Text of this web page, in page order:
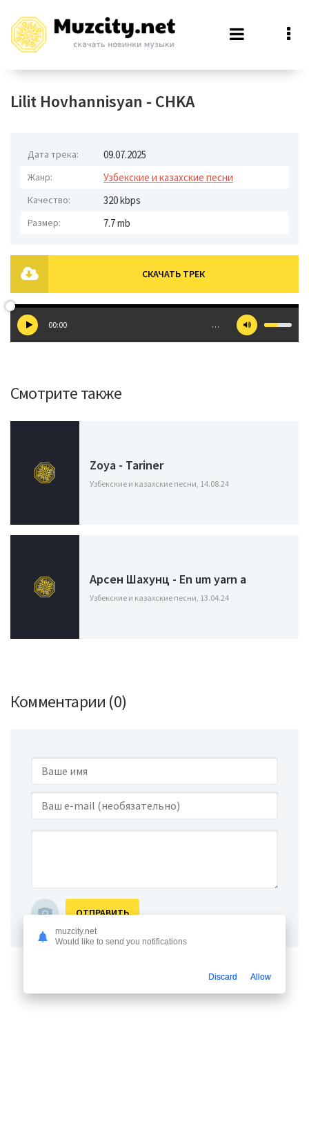
Lilit Hovhannisyan - CHKA
Дата трека: 09.07.2025
Жанр: Узбекские и казахские песни
Качество: 320 kbps
Размер: 7.7 mb
СКАЧАТЬ ТРЕК
00:00 …
Смотрите также
Zoya - Tariner
Узбекские и казахские песни, 14.08.24
Арсен Шахунц - En um yarn a
Узбекские и казахские песни, 13.04.24
Комментарии (0)
ОТПРАВИТЬ
muzcity.net
Would like to send you notifications
Discard Allow